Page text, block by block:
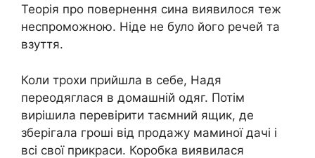
Теорія про повернення сина виявилося теж
неспроможною. Ніде не було його речей та
взуття.
Коли трохи прийшла в себе, Надя
переодяглася в домашній одяг. Потім
вирішила перевірити таємний ящик, де
зберігала гроші від продажу маминої дачі і
всі свої прикраси. Коробка виявилася